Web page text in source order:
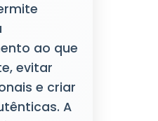
ao que
evitar
e criar
A